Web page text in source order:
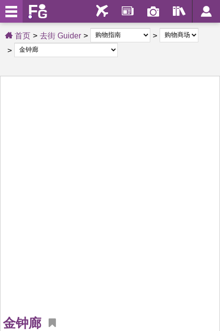
首页 去街 Guider
金钟廊